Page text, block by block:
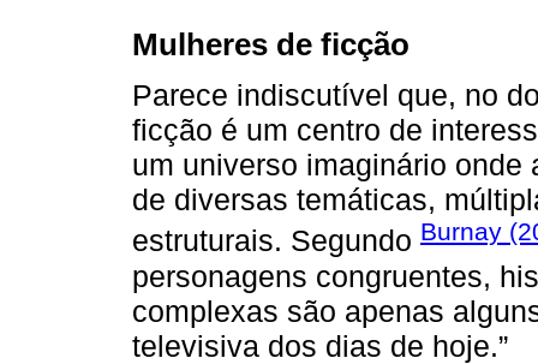
Mulheres de ficção
Parece indiscutível que, no
ficção é um centro de
um universo imaginário onde
de diversas temáticas,
estruturais. Segundo Burnay
personagens congruentes,
complexas são apenas
televisiva dos dias de hoje.”